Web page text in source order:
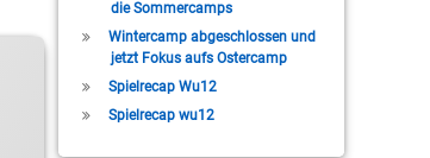
die Sommercamps
Wintercamp abgeschlossen und
jetzt Fokus aufs Ostercamp
Spielrecap Wu12
Spielrecap wu12